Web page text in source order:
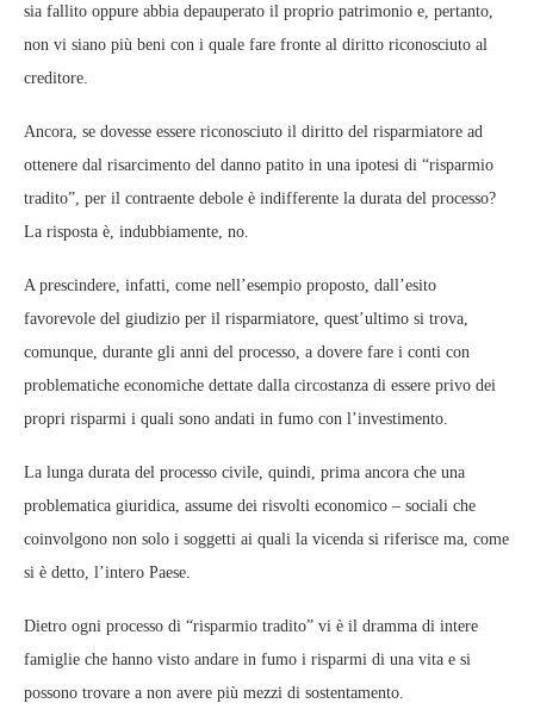
sia fallito oppure abbia depauperato il proprio patrimonio e, pertanto,
non vi siano più beni con i quale fare fronte al diritto riconosciuto al
creditore.
Ancora, se dovesse essere riconosciuto il diritto del risparmiatore ad
ottenere dal risarcimento del danno patito in una ipotesi di “risparmio
tradito”, per il contraente debole è indifferente la durata del processo?
La risposta è, indubbiamente, no.
A prescindere, infatti, come nell’esempio proposto, dall’esito
favorevole del giudizio per il risparmiatore, quest’ultimo si trova,
comunque, durante gli anni del processo, a dovere fare i conti con
problematiche economiche dettate dalla circostanza di essere privo dei
propri risparmi i quali sono andati in fumo con l’investimento.
La lunga durata del processo civile, quindi, prima ancora che una
problematica giuridica, assume dei risvolti economico – sociali che
coinvolgono non solo i soggetti ai quali la vicenda si riferisce ma, come
si è detto, l’intero Paese.
Dietro ogni processo di “risparmio tradito” vi è il dramma di intere
famiglie che hanno visto andare in fumo i risparmi di una vita e si
possono trovare a non avere più mezzi di sostentamento.